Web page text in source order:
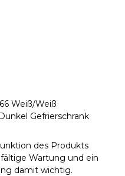
Weiß/Weiß
Gefrierschrank
des Produkts
Wartung und ein
damit wichtig.